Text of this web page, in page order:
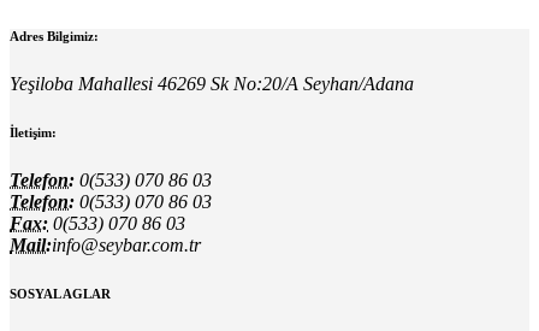
Adres Bilgimiz:
Yeşiloba Mahallesi 46269 Sk No:20/A Seyhan/Adana
İletişim:
Telefon: 0(533) 070 86 03
Telefon: 0(533) 070 86 03
Fax: 0(533) 070 86 03
Mail:info@seybar.com.tr
SOSYAL AGLAR